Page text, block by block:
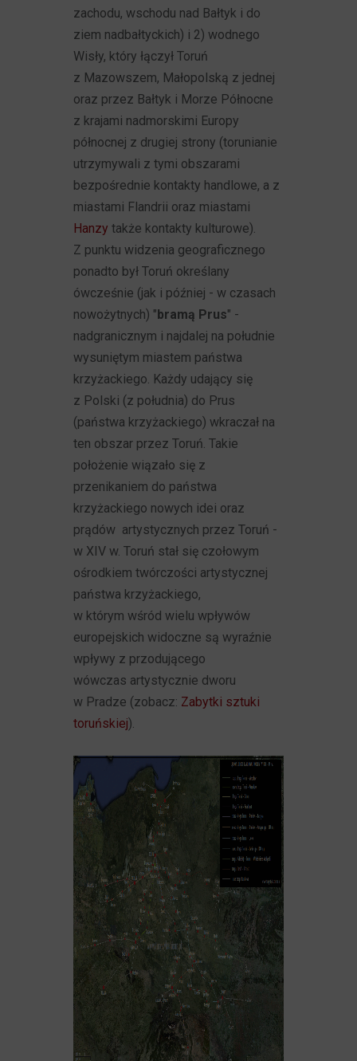
zachodu, wschodu nad Bałtyk i do
ziem nadbałtyckich) i 2) wodnego
Wisły, który łączył Toruń
z Mazowszem, Małopolską z jednej
oraz przez Bałtyk i Morze Północne
z krajami nadmorskimi Europy
północnej z drugiej strony (torunianie
utrzymywali z tymi obszarami
bezpośrednie kontakty handlowe, a z
miastami Flandrii oraz miastami
Hanzy także kontakty kulturowe).
Z punktu widzenia geograficznego
ponadto był Toruń określany
ówcześnie (jak i później - w czasach
nowożytnych) "bramą Prus" -
nadgranicznym i najdalej na południe
wysuniętym miastem państwa
krzyżackiego. Każdy udający się
z Polski (z południa) do Prus
(państwa krzyżackiego) wkraczał na
ten obszar przez Toruń. Takie
położenie wiązało się z
przenikaniem do państwa
krzyżackiego nowych idei oraz
prądów artystycznych przez Toruń -
w XIV w. Toruń stał się czołowym
ośrodkiem twórczości artystycznej
państwa krzyżackiego,
w którym wśród wielu wpływów
europejskich widoczne są wyraźnie
wpływy z przodującego
wówczas artystycznie dworu
w Pradze (zobacz: Zabytki sztuki
toruńskiej).